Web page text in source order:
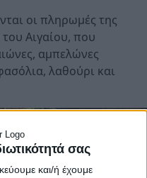
σας
και/ή έχουμε
οι πληρωμές της
Αιγαίου, που
αμπελώνες
λαθούρι και